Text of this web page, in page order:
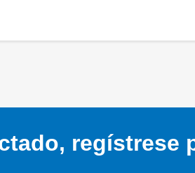
regístrese